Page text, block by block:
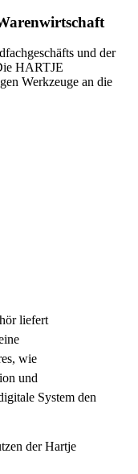
und der
HARTJE
Werkzeuge an die
liefert
wie
und
System den
der Hartje